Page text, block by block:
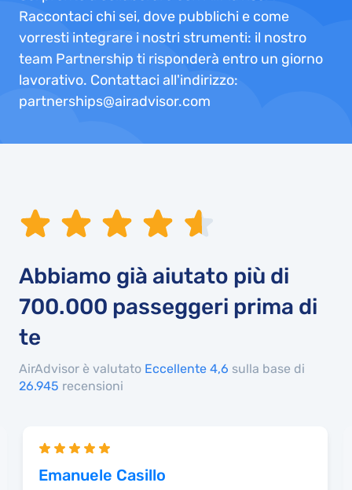
Raccontaci chi sei, dove pubblichi e come
vorresti integrare i nostri strumenti: il nostro
team Partnership ti risponderà entro un giorno
lavorativo. Contattaci all'indirizzo:
partnerships@airadvisor.com
Abbiamo già aiutato più di
700.000 passeggeri prima di
te
AirAdvisor è valutato Eccellente 4,6 sulla base di
26.945 recensioni
Emanuele Casillo